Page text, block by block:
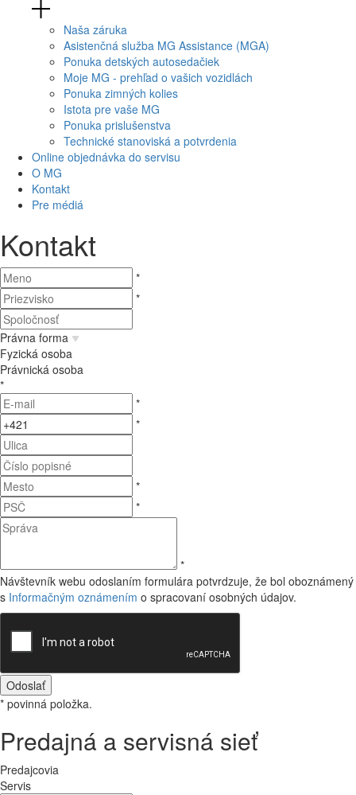
Naša záruka
Asistenčná služba MG Assistance (MGA)
Ponuka detských autosedačiek
Moje MG - prehľad o vašich vozidlách
Ponuka zimných kolies
Istota pre vaše MG
Ponuka prislušenstva
Technické stanoviská a potvrdenia
Online objednávka do servisu
O MG
Kontakt
Pre médiá
Kontakt
*
*
Právna forma
Fyzická osoba
Právnická osoba
*
*
*
*
*
*
Návštevník webu odoslaním formulára potvrdzuje, že bol oboznámený
s Informačným oznámením o spracovaní osobných údajov.
Odoslať
* povinná položka.
Predajná a servisná sieť
Predajcovia
Servis